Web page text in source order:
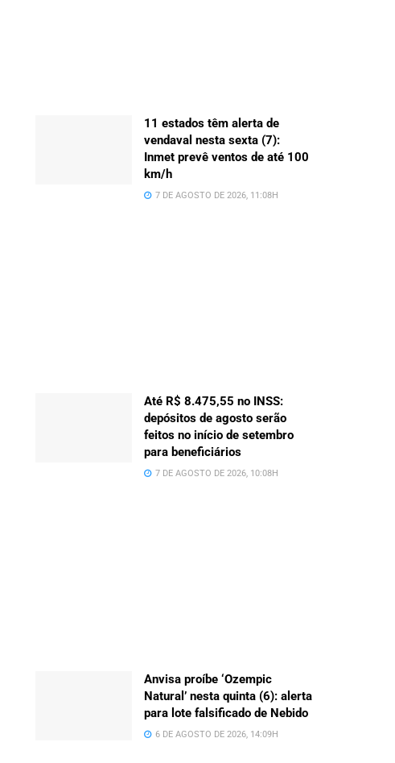
11 estados têm alerta de
vendaval nesta sexta (7):
Inmet prevê ventos de até 100
km/h
7 DE AGOSTO DE 2026, 11:08H
Até R$ 8.475,55 no INSS:
depósitos de agosto serão
feitos no início de setembro
para beneficiários
7 DE AGOSTO DE 2026, 10:08H
Anvisa proíbe ‘Ozempic
Natural’ nesta quinta (6): alerta
para lote falsificado de Nebido
6 DE AGOSTO DE 2026, 14:09H